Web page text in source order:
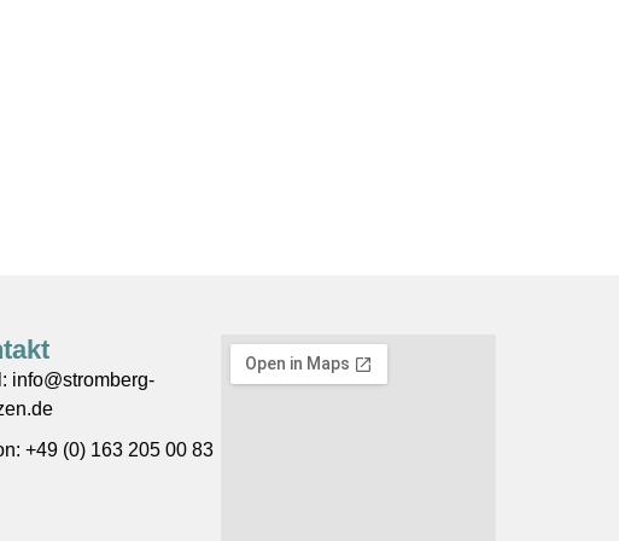
info@stromberg-
+49 (0) 163 205 00 83